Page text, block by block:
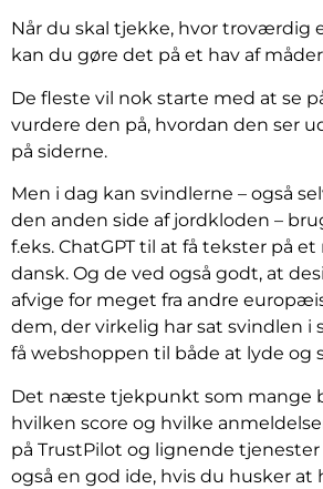
Når du skal tjekke, hvor troværdig
kan du gøre det på et hav af
De fleste vil nok starte med at se
vurdere den på, hvordan den ser
på siderne.
Men i dag kan svindlerne – også
den anden side af jordkloden –
f.eks. ChatGPT til at få tekster på
dansk. Og de ved også godt, at
afvige for meget fra andre
dem, der virkelig har sat svindlen i
få webshoppen til både at lyde og
Det næste tjekpunkt som mange
hvilken score og hvilke
på TrustPilot og lignende
også en god ide, hvis du husker at